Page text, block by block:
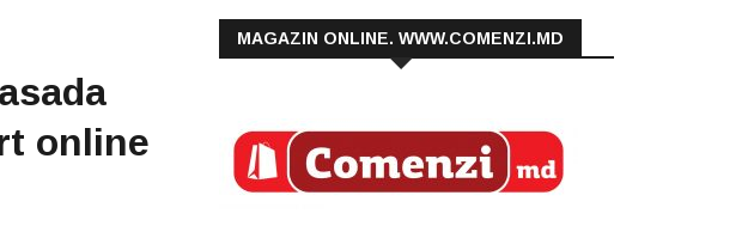
online
MAGAZIN ONLINE. WWW.COMENZI.MD